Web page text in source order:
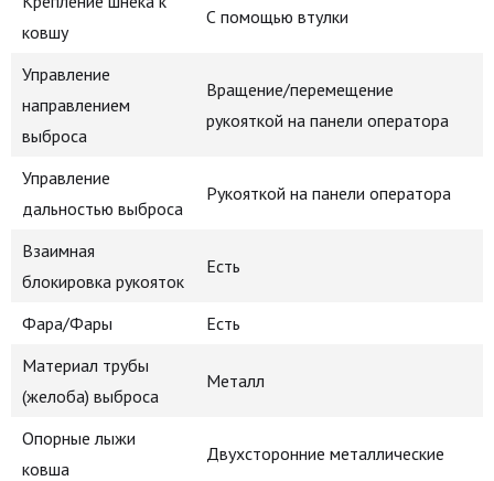
ковшу
С помощью втулки
Управление
направлением
выброса
Вращение/перемещение
рукояткой на панели оператора
Управление
дальностью выброса
Рукояткой на панели оператора
Взаимная
блокировка рукояток
Есть
Фара/Фары
Есть
Материал трубы
(желоба) выброса
Металл
Опорные лыжи
ковша
Двухсторонние металлические